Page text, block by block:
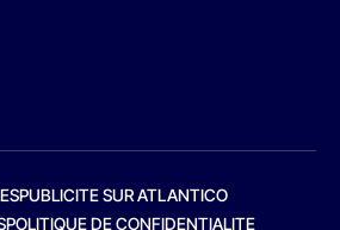
PUBLICITE SUR ATLANTICO
POLITIQUE DE CONFIDENTIALITE